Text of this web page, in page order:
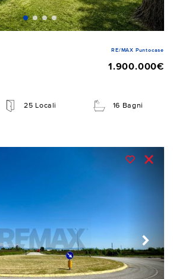
RE/MAX Puntocase
1.900.000€
25 Locali 16 Bagni